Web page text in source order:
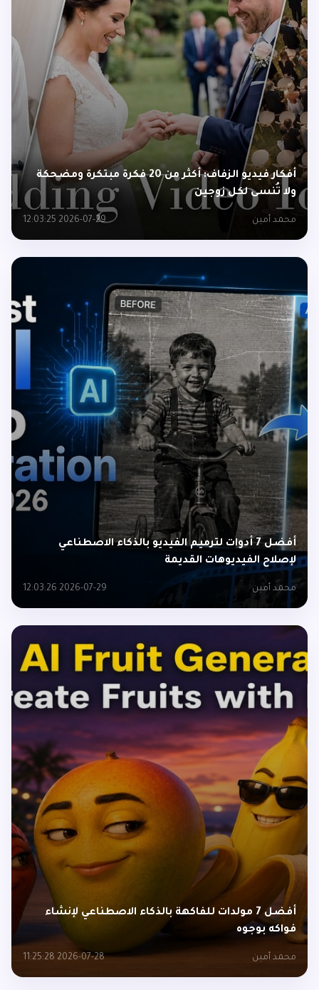
أفكار فيديو الزفاف: أكثر من 20 فكرة مبتكرة ومضحكة
ولا تُنسى لكل زوجين
محمد أمين 2026-07-29 12:03:25
أفضل 7 أدوات لترميم الفيديو بالذكاء الاصطناعي
لإصلاح الفيديوهات القديمة
محمد أمين 2026-07-29 12:03:26
أفضل 7 مولدات للفاكهة بالذكاء الاصطناعي لإنشاء
فواكه بوجوه
محمد أمين 2026-07-28 11:25:28